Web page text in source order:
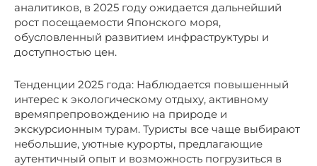
аналитиков, в 2025 году ожидается дальнейший
рост посещаемости Японского моря,
обусловленный развитием инфраструктуры и
доступностью цен.
Тенденции 2025 года: Наблюдается повышенный
интерес к экологическому отдыху, активному
времяпрепровождению на природе и
экскурсионным турам. Туристы все чаще выбирают
небольшие, уютные курорты, предлагающие
аутентичный опыт и возможность погрузиться в